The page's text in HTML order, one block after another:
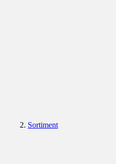
Sortiment